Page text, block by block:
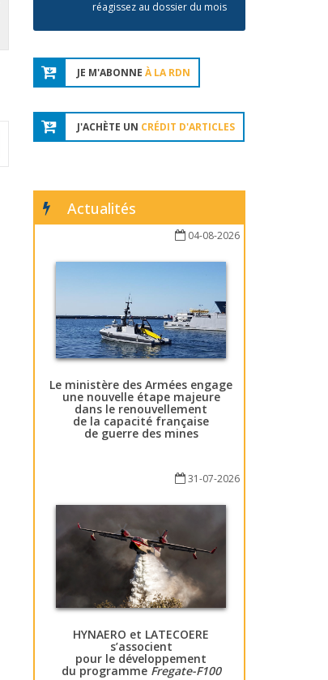
réagissez au dossier du mois
JE M'ABONNE À LA RDN
J'ACHÈTE UN CRÉDIT D'ARTICLES
Actualités
04-08-2026
Le ministère des Armées engage
une nouvelle étape majeure
dans le renouvellement
de la capacité française
de guerre des mines
31-07-2026
HYNAERO et LATECOERE
s’associent
pour le développement
du programme Fregate-F100